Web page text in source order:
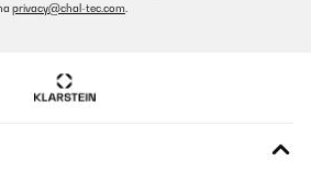
privacy@chal-tec.com